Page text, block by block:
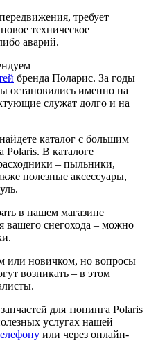
требует
техническое
аварий.
бренда Поларис. За годы
остановились именно на
служат долго и на
каталог с большим
Polaris. В каталоге
– пыльники,
полезные аксессуары,
в нашем магазине
вашего снегохода – можно
или новичком, но вопросы
возникать – в этом
запчастей для тюнинга Polaris
услугах нашей
или через онлайн-